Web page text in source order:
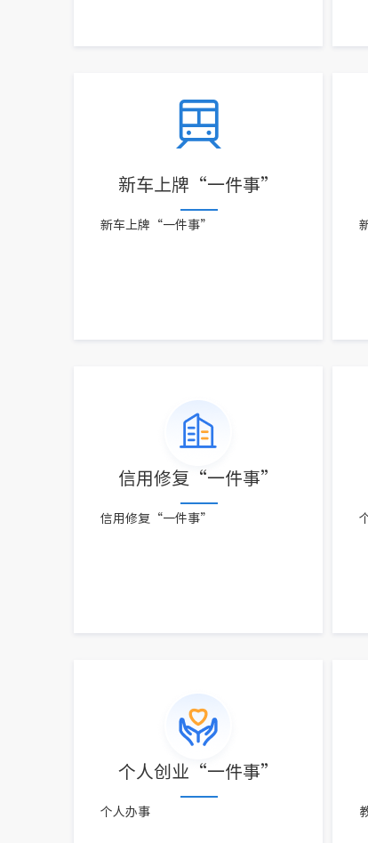
新车上牌“一件事”
新车上牌“一件事”
信用修复“一件事”
信用修复“一件事”
个人创业“一件事”
个人办事